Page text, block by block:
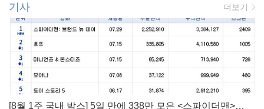
기사 더보기
[8월 1주 국내 박스] 5일 만에 338만 모은 <스파이더맨> 극장가 235% 대반등, <호프>는 400만 돌파